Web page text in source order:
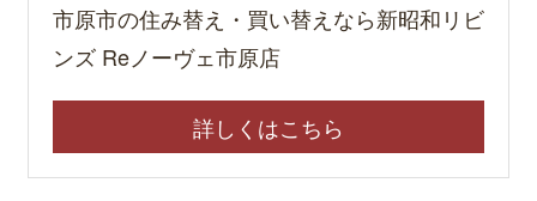
市原市の住み替え・買い替えなら新昭和リビ
ンズ Reノーヴェ市原店
詳しくはこちら